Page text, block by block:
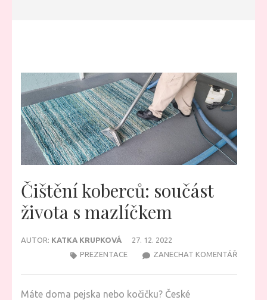
Čištění koberců: součást
života s mazlíčkem
AUTOR: KATKA KRUPKOVÁ
27. 12. 2022
ZANECHAT KOMENTÁŘNA
PREZENTACE
Máte doma pejska nebo kočičku? České